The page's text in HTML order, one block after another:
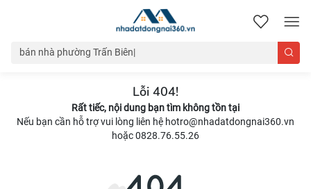
nhadatdongnai360.vn
Lỗi 404!
Rất tiếc, nội dung bạn tìm không tồn tại
Nếu bạn cần hỗ trợ vui lòng liên hệ hotro@nhadatdongnai360.vn
hoặc 0828.76.55.26